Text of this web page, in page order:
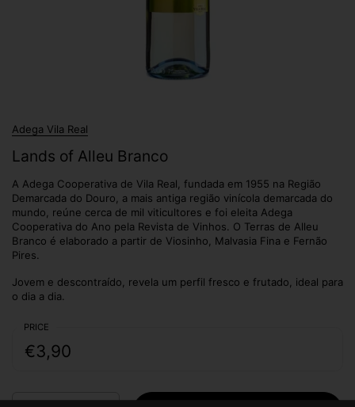
Adega Vila Real
Lands of Alleu Branco
A Adega Cooperativa de Vila Real, fundada em 1955 na Região
Demarcada do Douro, a mais antiga região vinícola demarcada do
mundo, reúne cerca de mil viticultores e foi eleita Adega
Cooperativa do Ano pela Revista de Vinhos. O Terras de Alleu
Branco é elaborado a partir de Viosinho, Malvasia Fina e Fernão
Pires.
Jovem e descontraído, revela um perfil fresco e frutado, ideal para
o dia a dia.
PRICE
€3,90
Quantity